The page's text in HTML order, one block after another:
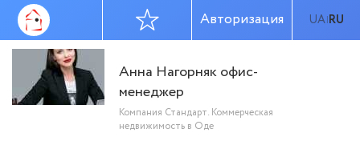
UA|RU
Авторизация
Анна Нагорняк офис-
менеджер
Компания Стандарт. Коммерческая
недвижимость в Оде